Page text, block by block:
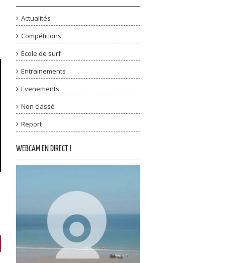
Actualités
Compétitions
Ecole de surf
Entrainements
Evenements
Non classé
Report
WEBCAM EN DIRECT !